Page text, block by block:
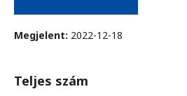
Megjelent: 2022-12-18
Teljes szám